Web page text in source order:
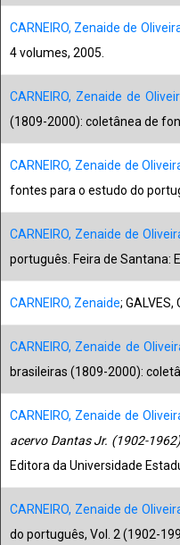
CARNEIRO, Zenaide de
4 volumes, 2005.
CARNEIRO, Zenaide de
(1809-2000): coletânea de
CARNEIRO, Zenaide de
fontes para o estudo do
CARNEIRO, Zenaide de
português. Feira de Santana:
CARNEIRO, Zenaide;
CARNEIRO, Zenaide de
brasileiras (1809-2000):
CARNEIRO, Zenaide de
acervo Dantas Jr. (1902-
Editora da Universidade
CARNEIRO, Zenaide de
do português, Vol. 2 (1902-